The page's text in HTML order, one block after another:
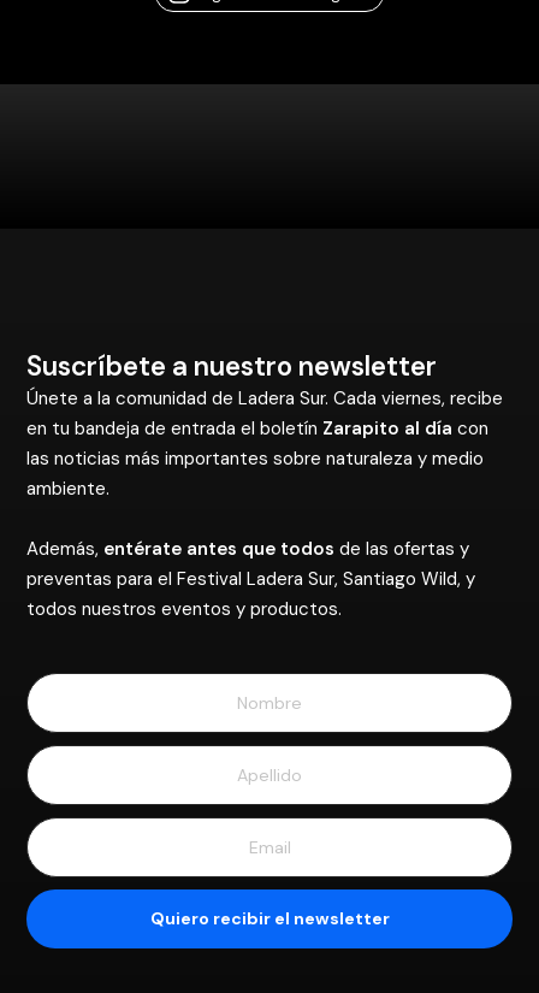
Suscríbete a nuestro newsletter
Únete a la comunidad de Ladera Sur. Cada viernes, recibe
en tu bandeja de entrada el boletín Zarapito al día con
las noticias más importantes sobre naturaleza y medio
ambiente.
Además, entérate antes que todos de las ofertas y
preventas para el Festival Ladera Sur, Santiago Wild, y
todos nuestros eventos y productos.